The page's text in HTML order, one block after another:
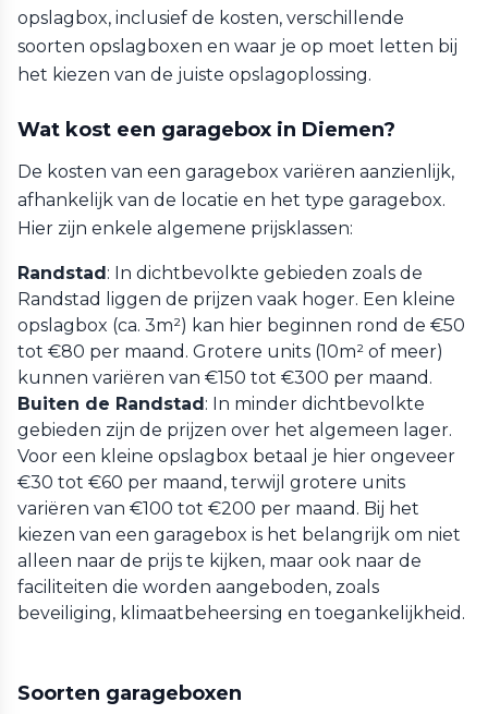
opslagbox, inclusief de kosten, verschillende
soorten opslagboxen en waar je op moet letten bij
het kiezen van de juiste opslagoplossing.
Wat kost een garagebox in Diemen?
De kosten van een garagebox variëren aanzienlijk,
afhankelijk van de locatie en het type garagebox.
Hier zijn enkele algemene prijsklassen:
Randstad: In dichtbevolkte gebieden zoals de
Randstad liggen de prijzen vaak hoger. Een kleine
opslagbox (ca. 3m²) kan hier beginnen rond de €50
tot €80 per maand. Grotere units (10m² of meer)
kunnen variëren van €150 tot €300 per maand.
Buiten de Randstad: In minder dichtbevolkte
gebieden zijn de prijzen over het algemeen lager.
Voor een kleine opslagbox betaal je hier ongeveer
€30 tot €60 per maand, terwijl grotere units
variëren van €100 tot €200 per maand. Bij het
kiezen van een garagebox is het belangrijk om niet
alleen naar de prijs te kijken, maar ook naar de
faciliteiten die worden aangeboden, zoals
beveiliging, klimaatbeheersing en toegankelijkheid.
Soorten garageboxen